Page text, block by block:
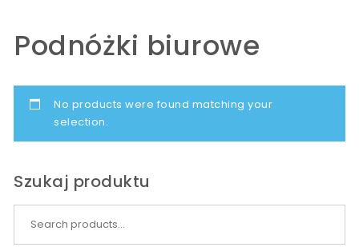
Podnóżki biurowe
No products were found matching your
selection.
Szukaj produktu